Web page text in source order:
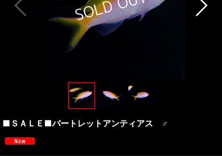
■ＳＡＬＥ■バートレットアンティアス ♂